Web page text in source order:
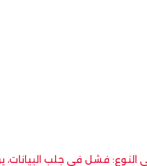
فشل في جلب البيانات،